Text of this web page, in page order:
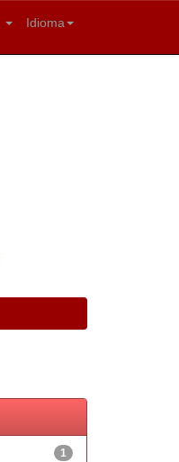
Idioma
1